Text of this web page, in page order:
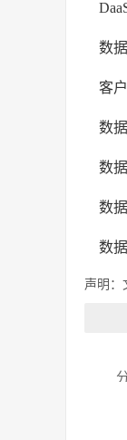
数
客
数
数
数
数
声明：